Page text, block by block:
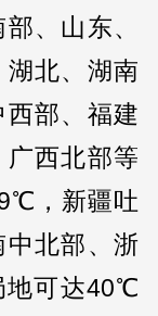
、山东、
北、湖南
部、福建
西北部等
，新疆吐
北部、浙
地可达40℃